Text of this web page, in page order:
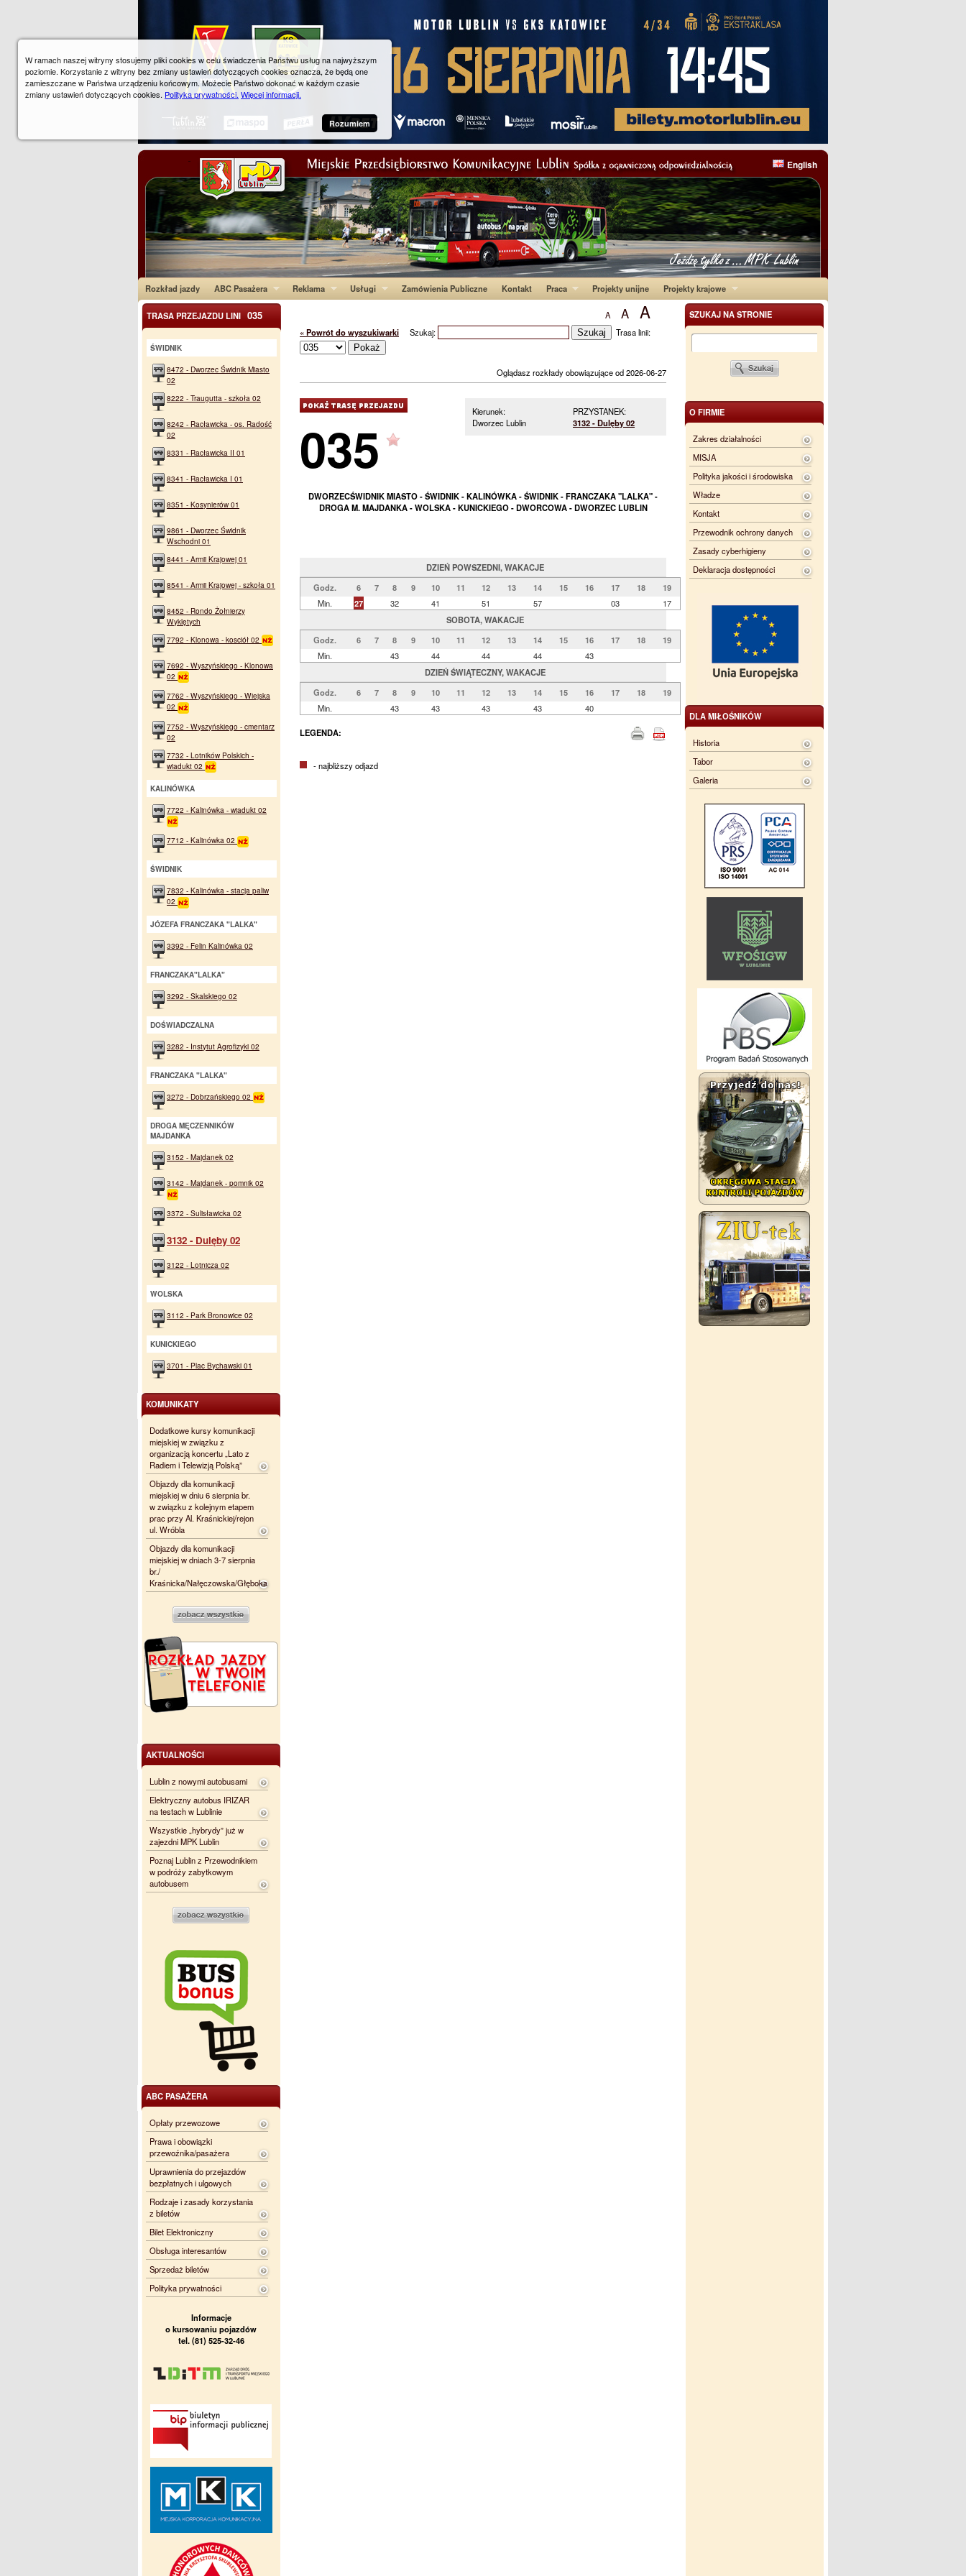
English
Rozkład jazdy ABC Pasażera Reklama Usługi Zamówienia Publiczne Kontakt Praca Projekty unijne Projekty krajowe
SZUKAJ NA STRONIE
O FIRMIE
Zakres działalności
MISJA
Polityka jakości i środowiska
Władze
Kontakt
Przewodnik ochrony danych
Zasady cyberhigieny
Deklaracja dostępności
DLA MIŁOŚNIKÓW
Historia
Tabor
Galeria
A A A
« Powrót do wyszukiwarki Szukaj: Trasa linii:
Oglądasz rozkłady obowiązujące od 2026-06-27
PRZYSTANEK:
3132 - Dulęby 02
Kierunek:
Dworzec Lublin
035
DWORZECŚWIDNIK MIASTO - ŚWIDNIK - KALINÓWKA - ŚWIDNIK - FRANCZAKA "LALKA" -
DROGA M. MAJDANKA - WOLSKA - KUNICKIEGO - DWORCOWA - DWORZEC LUBLIN
DZIEŃ POWSZEDNI, WAKACJE
Godz.
6 7 8 9 10 11 12 13 14 15 16 17 18
19
Min.
27 32 41 51 57 03
17
SOBOTA, WAKACJE
Godz.
6 7 8 9 10 11 12 13 14 15 16 17 18
19
Min.
43 44 44 44
43
DZIEŃ ŚWIĄTECZNY, WAKACJE
Godz.
6 7 8 9 10 11 12 13 14 15 16 17 18
19
Min.
43 43 43 43 40
LEGENDA:
- najbliższy odjazd
TRASA PRZEJAZDU LINI 035
ŚWIDNIK
8472 - Dworzec Świdnik Miasto
02
8222 - Traugutta - szkoła 02
8242 - Racławicka - os. Radość
02
8331 - Racławicka II 01
8341 - Racławicka I 01
8351 - Kosynierów 01
9861 - Dworzec Świdnik
Wschodni 01
8441 - Armii Krajowej 01
8541 - Armii Krajowej - szkoła 01
8452 - Rondo Żołnierzy
Wyklętych
7792 - Klonowa - kosciół 02
7692 - Wyszyńskiego - Klonowa
02
7762 - Wyszyńskiego - Wiejska
02
7752 - Wyszyńskiego - cmentarz
02
7732 - Lotników Polskich -
wiadukt 02
KALINÓWKA
7722 - Kalinówka - wiadukt 02
7712 - Kalinówka 02
ŚWIDNIK
7832 - Kalinówka - stacja paliw
02
JÓZEFA FRANCZAKA "LALKA"
3392 - Felin Kalinówka 02
FRANCZAKA"LALKA"
3292 - Skalskiego 02
DOŚWIADCZALNA
3282 - Instytut Agrofizyki 02
FRANCZAKA "LALKA"
3272 - Dobrzańskiego 02
DROGA MĘCZENNIKÓW
MAJDANKA
3152 - Majdanek 02
3142 - Majdanek - pomnik 02
3372 - Sulisławicka 02
3132 - Dulęby 02
3122 - Lotnicza 02
WOLSKA
3112 - Park Bronowice 02
KUNICKIEGO
3701 - Plac Bychawski 01
KOMUNIKATY
Dodatkowe kursy komunikacji
miejskiej w związku z
organizacją koncertu „Lato z
Radiem i Telewizją Polską”
Objazdy dla komunikacji
miejskiej w dniu 6 sierpnia br.
w związku z kolejnym etapem
prac przy Al. Kraśnickiej/rejon
ul. Wróbla
Objazdy dla komunikacji
miejskiej w dniach 3-7 sierpnia
br./
Kraśnicka/Nałęczowska/Głęboka
AKTUALNOŚCI
Lublin z nowymi autobusami
Elektryczny autobus IRIZAR
na testach w Lublinie
Wszystkie „hybrydy” już w
zajezdni MPK Lublin
Poznaj Lublin z Przewodnikiem
w podróży zabytkowym
autobusem
ABC PASAŻERA
Opłaty przewozowe
Prawa i obowiązki
przewoźnika/pasażera
Uprawnienia do przejazdów
bezpłatnych i ulgowych
Rodzaje i zasady korzystania
z biletów
Bilet Elektroniczny
Obsługa interesantów
Sprzedaż biletów
Polityka prywatności
Informacje
o kursowaniu pojazdów
tel. (81) 525-32-46
W ramach naszej witryny stosujemy pliki cookies w celu świadczenia Państwu usług na najwyższym
poziomie. Korzystanie z witryny bez zmiany ustawień dotyczących cookies oznacza, że będą one
zamieszczane w Państwa urządzeniu końcowym. Możecie Państwo dokonać w każdym czasie
zmiany ustawień dotyczących cookies. Polityka prywatności. Więcej informacji.
Rozumiem